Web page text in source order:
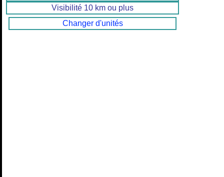
Visibilité 10 km ou plus
Changer d'unités